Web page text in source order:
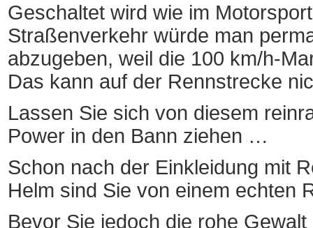
Geschaltet wird wie im
Straßenverkehr würde man
abzugeben, weil die 100 km/h-
Das kann auf der Rennstrecke
Lassen Sie sich von diesem
Power in den Bann ziehen …
Schon nach der Einkleidung mit
Helm sind Sie von einem echten
Bevor Sie jedoch die rohe